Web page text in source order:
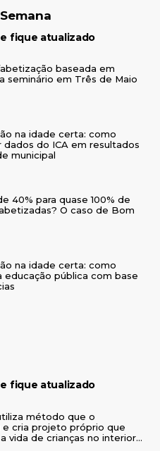
fique atualizado
baseada em
seminário em Três de Maio
na idade certa: como
dados do ICA em resultados
municipal
40% para quase 100% de
O caso de Bom
na idade certa: como
educação pública com base
fique atualizado
método que o
cria projeto próprio que
vida de crianças no interior